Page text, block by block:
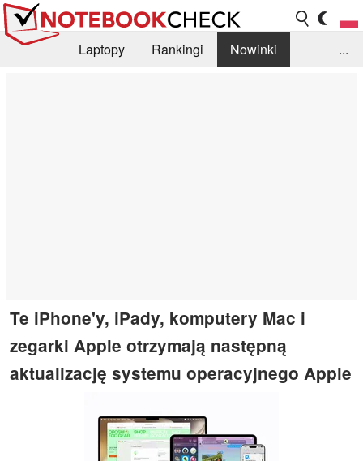
Laptopy Rankingi
Nowinki
...
Te iPhone'y, iPady, komputery Mac i
zegarki Apple otrzymają następną
aktualizację systemu operacyjnego Apple